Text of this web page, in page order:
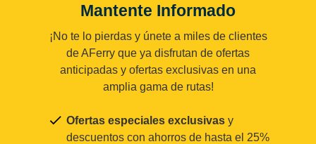
Mantente Informado
¡No te lo pierdas y únete a miles de clientes
de AFerry que ya disfrutan de ofertas
anticipadas y ofertas exclusivas en una
amplia gama de rutas!
Ofertas especiales exclusivas y
descuentos con ahorros de hasta el 25%